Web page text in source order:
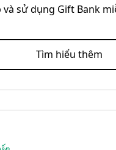
và sử dụng Gift Bank
Tìm hiểu thêm